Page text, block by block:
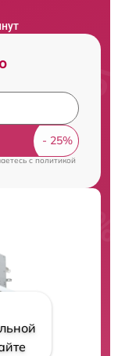
cполитикой